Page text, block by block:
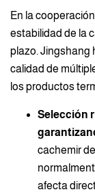
En la
estabilidad de la
plazo. Jingshang
calidad de
los productos
Selección
cachemir
afecta